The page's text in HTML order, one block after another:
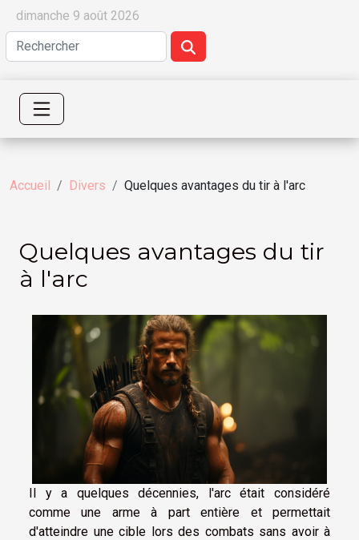
dimanche 9 août 2026
Accueil Divers Quelques avantages du tir à l'arc
Quelques avantages du tir
à l'arc
Il y a quelques décennies, l'arc était considéré
comme une arme à part entière et permettait
d'atteindre une cible lors des combats sans avoir à